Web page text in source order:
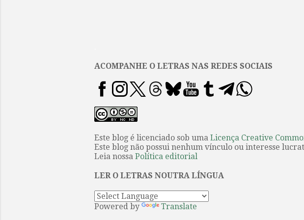
ACOMPANHE O LETRAS NAS REDES SOCIAIS
Este blog é licenciado sob uma Licença Creative
Este blog não possui nenhum vínculo ou interesse
Leia nossa Política editorial
LER O LETRAS NOUTRA LÍNGUA
Powered by Translate